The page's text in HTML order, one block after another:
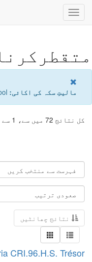
Toggle
navigation
متقطرکرنا
مالیتِ سکہ کی اکائی:
کل نتائج 72 میں سے، 1 سے 20 تک دکھائے جارہے ہیں
نتائج چھانٹیں
CRI.96.H.S. Trésor